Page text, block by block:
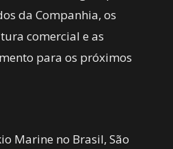
da Companhia, os
comercial e as
para os próximos
Marine no Brasil, São